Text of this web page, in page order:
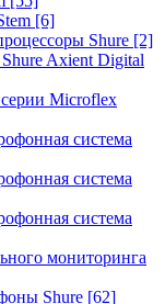
[6]
Shure [2]
Axient Digital
Microflex
система
система
система
мониторинга
Shure [62]